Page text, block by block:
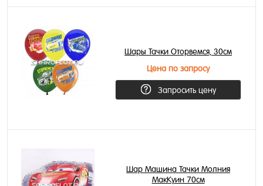
Шары Тачки Оторвемся, 30см
Цена по запросу
Запросить цену
Шар Машина Тачки Молния
МакКуин 70см